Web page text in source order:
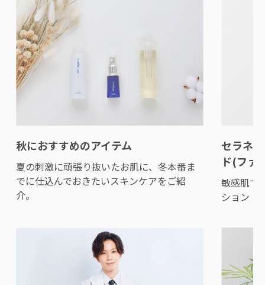
秋におすすめのアイテム
夏の刺激に頑張り抜いたお肌に、冬本番ま
でに仕込んでおきたいスキンケアをご紹
介。
セラネ
ド(ファ
敏感肌で
ション